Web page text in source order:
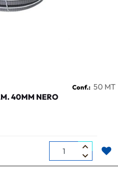
Conf.: 50 MT
40MM NERO